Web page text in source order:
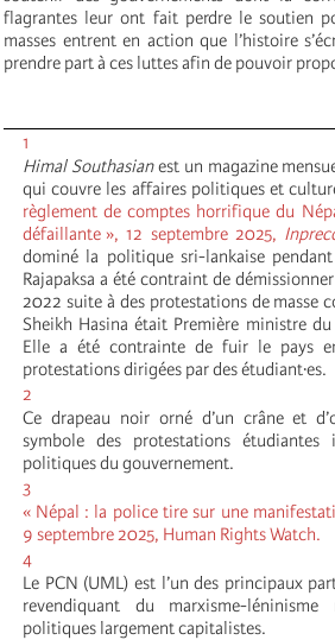
flagrantes leur ont fait perdre le soutien
masses entrent en action que l’histoire
prendre part à ces luttes afin de pouvoir
1
Himal Southasianest un magazine
qui couvre les affaires politiques et
règlement de comptes horrifique du
défaillante », 12 septembre 2025,
dominé la politique sri-lankaise pendant
Rajapaksa a été contraint de
2022 suite à des protestations de masse
Sheikh Hasina était Première ministre
Elle a été contrainte de fuir le pays
protestations dirigées par des étudiant·es.
2
Ce drapeau noir orné d’un crâne et
symbole des protestations étudiantes
politiques du gouvernement.
3
« Népal : la police tire sur une
9 septembre 2025, Human Rights Watch.
4
Le PCN (UML) est l’un des principaux
revendiquant du marxisme-
politiques largement capitalistes.